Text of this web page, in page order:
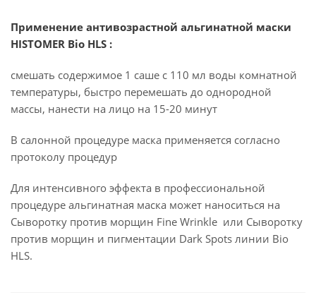
Применение антивозрастной альгинатной маски
HISTOMER Bio HLS :
смешать содержимое 1 саше с 110 мл воды комнатной
температуры, быстро перемешать до однородной
массы, нанести на лицо на 15-20 минут
В салонной процедуре маска применяется согласно
протоколу процедур
Для интенсивного эффекта в профессиональной
процедуре альгинатная маска может наноситься на
Сыворотку против морщин Fine Wrinkle или Сыворотку
против морщин и пигментации Dark Spots линии Bio
HLS.